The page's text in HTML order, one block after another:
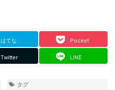
はてな Pocket
Twitter LINE
タグ